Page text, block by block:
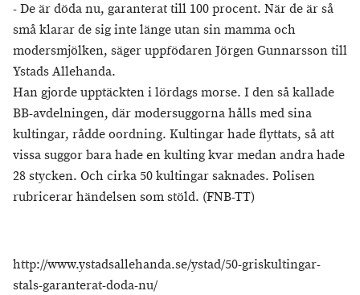
- De är döda nu, garanterat till 100 procent. När de är så
små klarar de sig inte länge utan sin mamma och
modersmjölken, säger uppfödaren Jörgen Gunnarsson till
Ystads Allehanda.
Han gjorde upptäckten i lördags morse. I den så kallade
BB-avdelningen, där modersuggorna hålls med sina
kultingar, rådde oordning. Kultingar hade flyttats, så att
vissa suggor bara hade en kulting kvar medan andra hade
28 stycken. Och cirka 50 kultingar saknades. Polisen
rubricerar händelsen som stöld. (FNB-TT)
http://www.ystadsallehanda.se/ystad/50-griskultingar-
stals-garanterat-doda-nu/